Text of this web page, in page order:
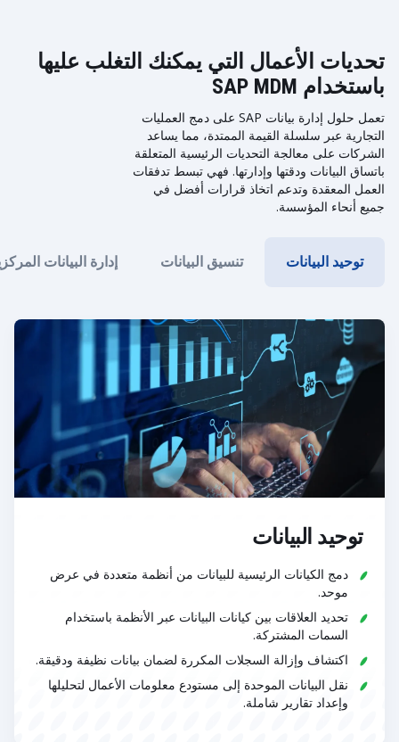
تحديات الأعمال التي يمكنك التغلب عليها
باستخدام SAP MDM
تعمل حلول إدارة بيانات SAP على دمج العمليات
التجارية عبر سلسلة القيمة الممتدة، مما يساعد
الشركات على معالجة التحديات الرئيسية المتعلقة
باتساق البيانات ودقتها وإدارتها. فهي تبسط تدفقات
العمل المعقدة وتدعم اتخاذ قرارات أفضل في
جميع أنحاء المؤسسة.
توحيد البيانات تنسيق البيانات إدارة البيانات
توحيد البيانات
دمج الكيانات الرئيسية للبيانات من أنظمة متعددة في عرض
موحد.
تحديد العلاقات بين كيانات البيانات عبر الأنظمة باستخدام
السمات المشتركة.
اكتشاف وإزالة السجلات المكررة لضمان بيانات نظيفة ودقيقة.
نقل البيانات الموحدة إلى مستودع معلومات الأعمال لتحليلها
وإعداد تقارير شاملة.